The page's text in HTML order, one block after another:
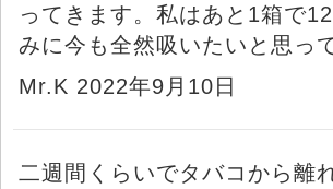
ってきます。私はあと1箱で
みに今も全然吸いたいと思っ
Mr.K 2022年9月10日
二週間くらいでタバコから離